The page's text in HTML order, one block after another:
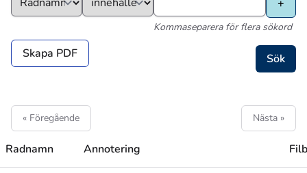
Kommaseparera för flera sökord
Skapa PDF
« Föregående Nästa »
Radnamn Annotering